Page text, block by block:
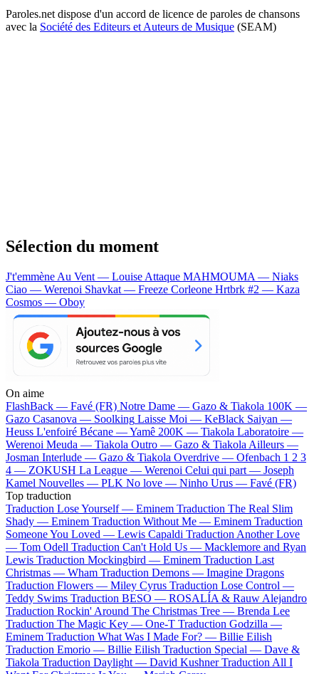
Paroles.net dispose d'un accord de licence de paroles de chansons
avec la Société des Editeurs et Auteurs de Musique (SEAM)
Sélection du moment
J't'emmène Au Vent — Louise Attaque MAHMOUMA — Niaks
Ciao — Werenoi Shavkat — Freeze Corleone Hrtbrk #2 — Kaza
Cosmos — Oboy
On aime
FlashBack — Favé (FR) Notre Dame — Gazo & Tiakola 100K —
Gazo Casanova — Soolking Laisse Moi — KeBlack Saiyan —
Heuss L'enfoiré Bécane —Yamê 200K — Tiakola Laboratoire —
Werenoi Meuda — Tiakola Outro — Gazo & Tiakola Ailleurs —
Josman Interlude — Gazo & Tiakola Overdrive — Ofenbach 1 2 3
4 — ZOKUSH La League — Werenoi Celui qui part — Joseph
Kamel Nouvelles — PLK No love — Ninho Urus — Favé (FR)
Top traduction
Traduction Lose Yourself — Eminem Traduction The Real Slim
Shady — Eminem Traduction Without Me — Eminem Traduction
Someone You Loved — Lewis Capaldi Traduction Another Love
— Tom Odell Traduction Can't Hold Us — Macklemore and Ryan
Lewis Traduction Mockingbird — Eminem Traduction Last
Christmas — Wham Traduction Demons — Imagine Dragons
Traduction Flowers — Miley Cyrus Traduction Lose Control —
Teddy Swims Traduction BESO — ROSALÍA & Rauw Alejandro
Traduction Rockin' Around The Christmas Tree — Brenda Lee
Traduction The Magic Key — One-T Traduction Godzilla —
Eminem Traduction What Was I Made For? — Billie Eilish
Traduction Emorio — Billie Eilish Traduction Special — Dave &
Tiakola Traduction Daylight — David Kushner Traduction All I